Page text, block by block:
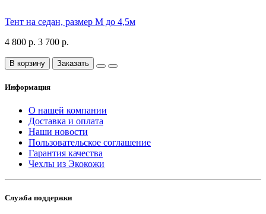
Тент на седан, размер М до 4,5м
4 800 р. 3 700 р.
В корзину Заказать
Информация
О нашей компании
Доставка и оплата
Наши новости
Пользовательское соглашение
Гарантия качества
Чехлы из Экокожи
Служба поддержки